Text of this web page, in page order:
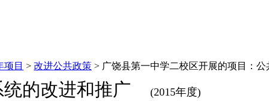
项目 > 改进公共政策 > 广饶县第一中学二校区开展的项目：
的改进和推广 (2015年度)